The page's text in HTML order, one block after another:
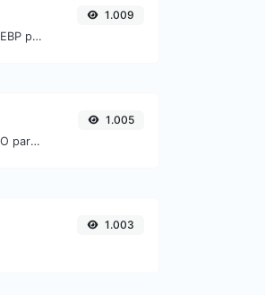
Converta facilmente arquivos de imagem WEBP para PNG.
1.009
Converta facilmente arquivos de imagem ICO para GIF.
1.005
1.003